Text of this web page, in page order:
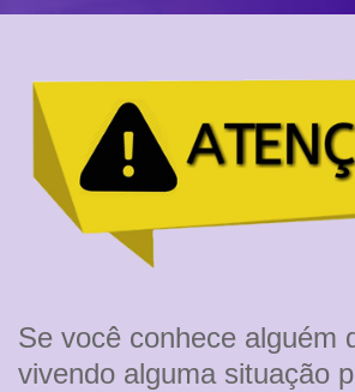
Se você conhece alguém
vivendo alguma situação